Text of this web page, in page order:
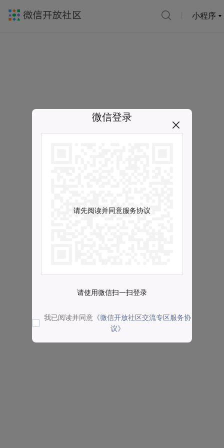
小程序
微信登录
请先阅读并同意服务协议
请使用微信扫一扫登录
我已阅读并同意 《微信开放社区交流专区服务协
议》